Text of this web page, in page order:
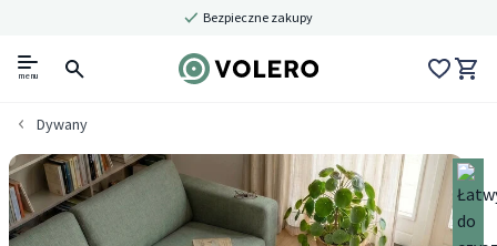
Bezpieczne zakupy
menu
Dywany